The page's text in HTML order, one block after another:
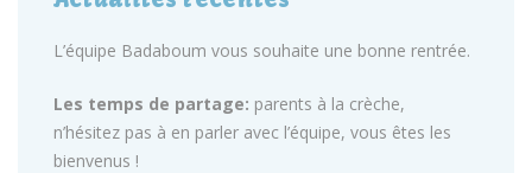
L’équipe Badaboum vous souhaite une bonne rentrée.
Les temps de partage: parents à la crèche,
n’hésitez pas à en parler avec l’équipe, vous êtes les
bienvenus !